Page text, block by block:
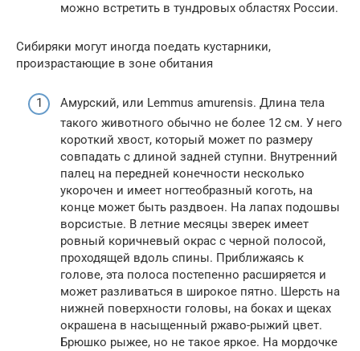
можно встретить в тундровых областях России.
Сибиряки могут иногда поедать кустарники,
произрастающие в зоне обитания
Амурский, или Lemmus amurensis. Длина тела
такого животного обычно не более 12 см. У него
короткий хвост, который может по размеру
совпадать с длиной задней ступни. Внутренний
палец на передней конечности несколько
укорочен и имеет ногтеобразный коготь, на
конце может быть раздвоен. На лапах подошвы
ворсистые. В летние месяцы зверек имеет
ровный коричневый окрас с черной полосой,
проходящей вдоль спины. Приближаясь к
голове, эта полоса постепенно расширяется и
может разливаться в широкое пятно. Шерсть на
нижней поверхности головы, на боках и щеках
окрашена в насыщенный ржаво-рыжий цвет.
Брюшко рыжее, но не такое яркое. На мордочке